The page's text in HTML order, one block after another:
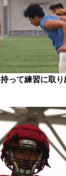
って練習に取り